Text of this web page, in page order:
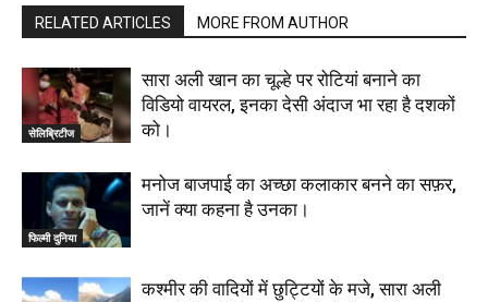
RELATED ARTICLES MORE FROM AUTHOR
सेलिब्रिटीज
सारा अली खान का चूल्हे पर रोटियां बनाने का
विडियो वायरल, इनका देसी अंदाज भा रहा है दशकों
को।
फिल्मी दुनिया
मनोज बाजपाई का अच्छा कलाकार बनने का सफ़र,
जानें क्या कहना है उनका।
कश्मीर की वादियों में छुट्टियों के मजे, सारा अली